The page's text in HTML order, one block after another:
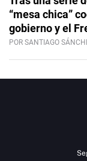
“mesa chica”
gobierno y el
POR SANTIAGO